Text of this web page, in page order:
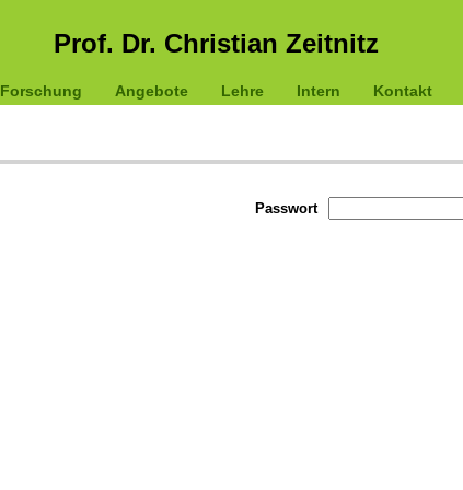
Prof. Dr. Christian Zeitnitz
Forschung Angebote Lehre Intern Kontakt
Passwort